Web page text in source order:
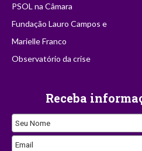
PSOL na Câmara
Fundação Lauro Campos e
Marielle Franco
Observatório da crise
Receba
Seu Nome
Company
Email